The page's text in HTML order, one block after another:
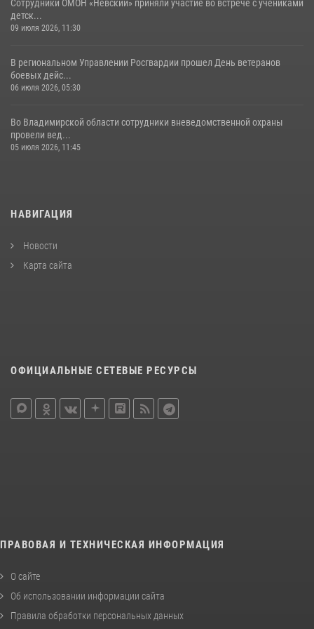
Сотрудники ОМОН «Невский» приняли участие во встрече с учениками
детск...
09 июля 2026, 11:30
В региональном Управлении Росгвардии прошел День ветеранов
боевых дейс...
06 июля 2026, 05:30
Во Владимирской области сотрудники вневедомственной охраны
провели вед...
05 июля 2026, 11:45
НАВИГАЦИЯ
Новости
Карта сайта
ОФИЦИАЛЬНЫЕ СЕТЕВЫЕ РЕСУРСЫ
ПРАВОВАЯ И ТЕХНИЧЕСКАЯ ИНФОРМАЦИЯ
О сайте
Об использовании информации сайта
Правила обработки персональных данных